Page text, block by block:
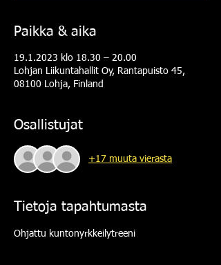
Paikka & aika
19.1.2023 klo 18.30 – 20.00
Lohjan Liikuntahallit Oy, Rantapuisto 45,
08100 Lohja, Finland
Osallistujat
+17 muuta vierasta
Tietoja tapahtumasta
Ohjattu kuntonyrkkeilytreeni